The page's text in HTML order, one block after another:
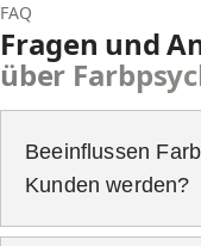
FAQ
Fragen und
über
Beeinflussen
Kunden werden?